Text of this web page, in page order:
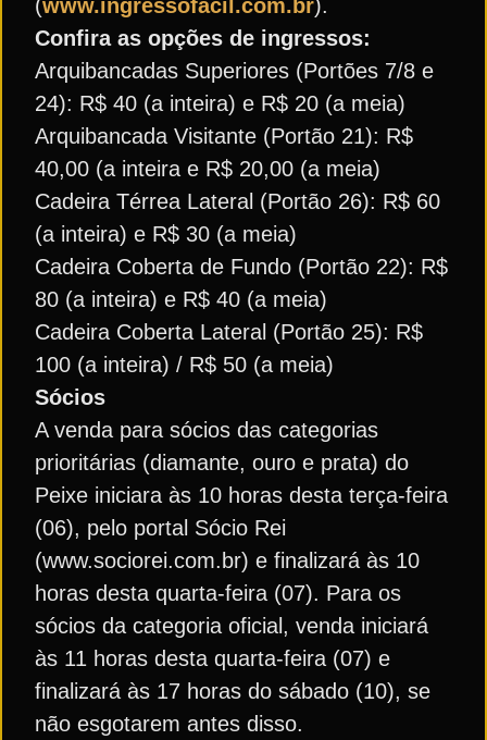
(www.ingressofacil.com.br).
Confira as opções de ingressos:
Arquibancadas Superiores (Portões 7/8 e
24): R$ 40 (a inteira) e R$ 20 (a meia)
Arquibancada Visitante (Portão 21): R$
40,00 (a inteira e R$ 20,00 (a meia)
Cadeira Térrea Lateral (Portão 26): R$ 60
(a inteira) e R$ 30 (a meia)
Cadeira Coberta de Fundo (Portão 22): R$
80 (a inteira) e R$ 40 (a meia)
Cadeira Coberta Lateral (Portão 25): R$
100 (a inteira) / R$ 50 (a meia)
Sócios
A venda para sócios das categorias
prioritárias (diamante, ouro e prata) do
Peixe iniciara às 10 horas desta terça-feira
(06), pelo portal Sócio Rei
(www.sociorei.com.br) e finalizará às 10
horas desta quarta-feira (07). Para os
sócios da categoria oficial, venda iniciará
às 11 horas desta quarta-feira (07) e
finalizará às 17 horas do sábado (10), se
não esgotarem antes disso.